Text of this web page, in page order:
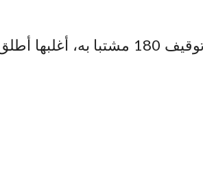
وأشار نفس المصدر، أن المصالح الأمنية تمكنت من توقيف 180 مشتبا به، أغلبها